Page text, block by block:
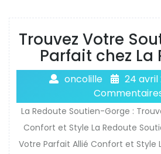
Trouvez Votre
Parfait chez La
oncolille 24 avril
La Redoute Soutien-Gorge :
Confort et Style La Redoute
Votre Parfait Allié Confort et Style